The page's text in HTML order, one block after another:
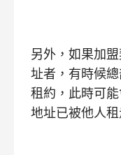
另外，如果加
址者，有時候
租約，此時可
地址已被他人租